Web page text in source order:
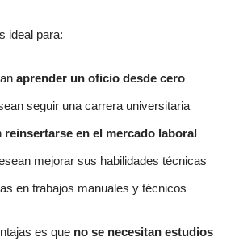
ideal para:
aprender un oficio desde cero
seguir una carrera universitaria
reinsertarse en el mercado laboral
mejorar sus habilidades técnicas
en trabajos manuales y técnicos
es que no se necesitan estudios